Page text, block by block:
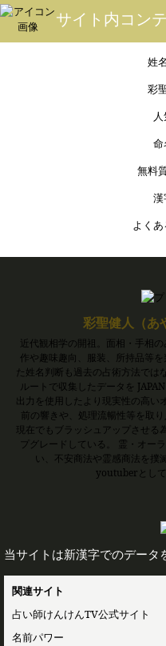
サイト内コン
姓
彩
命
無料
漢
よく
彩聖健人（あ
近代観相学の開祖。面相・手相
作や趣味趣向、服装、所持品等
た姓名判断も過去の占術方法では
ルートで収集したデータを
出力を使用したより現実性の高い
前の響きや、処理流暢性等を取
現在でもブラッシュアップさせる
プグレードしている。 霊・オー
い、不安商法や霊感商法を撲
youtuberとして
当サイトは新漢字でのデータ
関連サイト
占い師けんけんTV公式サイト
名前パワー